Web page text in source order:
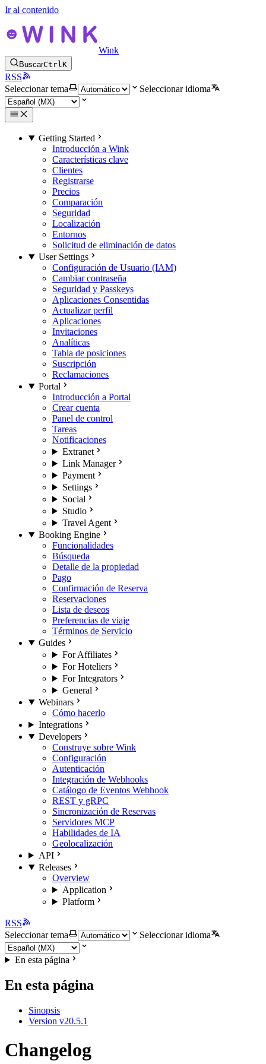
Ir al contenido
Wink
BuscarCtrlK
RSS
Seleccionar tema
Seleccionar idioma
Getting Started
Introducción a Wink
Características clave
Clientes
Registrarse
Precios
Comparación
Seguridad
Localización
Entornos
Solicitud de eliminación de datos
User Settings
Configuración de Usuario (IAM)
Cambiar contraseña
Seguridad y Passkeys
Aplicaciones Consentidas
Actualizar perfil
Aplicaciones
Invitaciones
Analíticas
Tabla de posiciones
Suscripción
Reclamaciones
Portal
Introducción a Portal
Crear cuenta
Panel de control
Tareas
Notificaciones
Extranet
Link Manager
Payment
Settings
Social
Studio
Travel Agent
Booking Engine
Funcionalidades
Búsqueda
Detalle de la propiedad
Pago
Confirmación de Reserva
Reservaciones
Lista de deseos
Preferencias de viaje
Términos de Servicio
Guides
For Affiliates
For Hoteliers
For Integrators
General
Webinars
Cómo hacerlo
Integrations
Developers
Construye sobre Wink
Configuración
Autenticación
Integración de Webhooks
Catálogo de Eventos Webhook
REST y gRPC
Sincronización de Reservas
Servidores MCP
Habilidades de IA
Geolocalización
API
Releases
Overview
Application
Platform
RSS
Seleccionar tema
Seleccionar idioma
En esta página
En esta página
Sinopsis
Version v20.5.1
Changelog